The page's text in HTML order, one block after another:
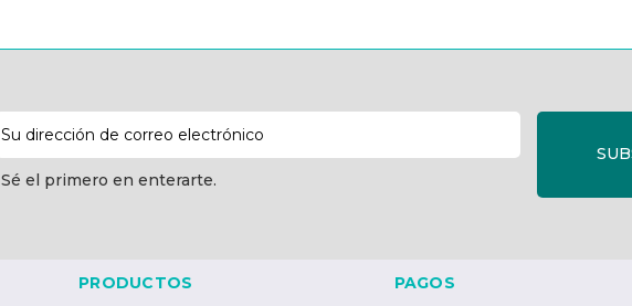
de
correo
electrónico
Sé el primero en enterarte.
PRODUCTOS
PAGOS